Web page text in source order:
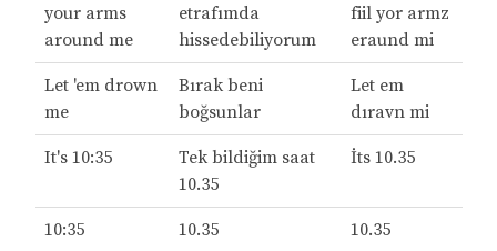
your arms
around me
etrafımda
hissedebiliyorum
fiil yor armz
eraund mi
Let 'em drown
me
Bırak beni
boğsunlar
Let em
dıravn mi
It's 10:35
Tek bildiğim saat
10.35
İts 10.35
10:35 10.35 10.35